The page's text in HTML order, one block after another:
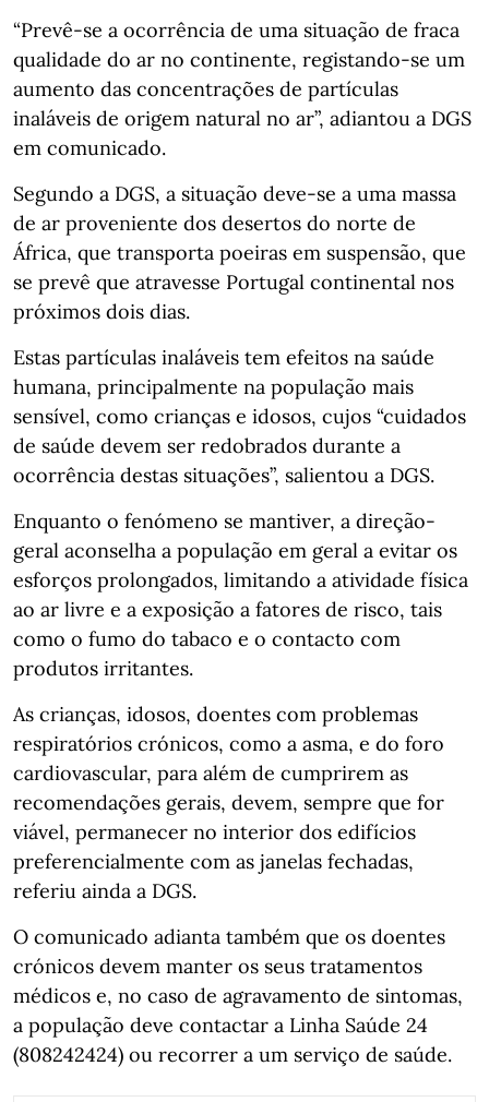
“Prevê-se a ocorrência de uma situação de fraca
qualidade do ar no continente, registando-se um
aumento das concentrações de partículas
inaláveis de origem natural no ar”, adiantou a DGS
em comunicado.
Segundo a DGS, a situação deve-se a uma massa
de ar proveniente dos desertos do norte de
África, que transporta poeiras em suspensão, que
se prevê que atravesse Portugal continental nos
próximos dois dias.
Estas partículas inaláveis tem efeitos na saúde
humana, principalmente na população mais
sensível, como crianças e idosos, cujos “cuidados
de saúde devem ser redobrados durante a
ocorrência destas situações”, salientou a DGS.
Enquanto o fenómeno se mantiver, a direção-
geral aconselha a população em geral a evitar os
esforços prolongados, limitando a atividade física
ao ar livre e a exposição a fatores de risco, tais
como o fumo do tabaco e o contacto com
produtos irritantes.
As crianças, idosos, doentes com problemas
respiratórios crónicos, como a asma, e do foro
cardiovascular, para além de cumprirem as
recomendações gerais, devem, sempre que for
viável, permanecer no interior dos edifícios
preferencialmente com as janelas fechadas,
referiu ainda a DGS.
O comunicado adianta também que os doentes
crónicos devem manter os seus tratamentos
médicos e, no caso de agravamento de sintomas,
a população deve contactar a Linha Saúde 24
(808242424) ou recorrer a um serviço de saúde.